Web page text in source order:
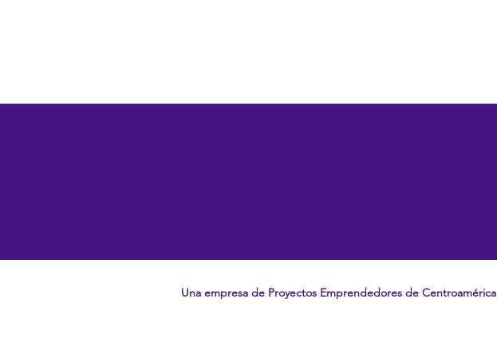
Una empresa de Proyectos Emprendedores de Centroamérica